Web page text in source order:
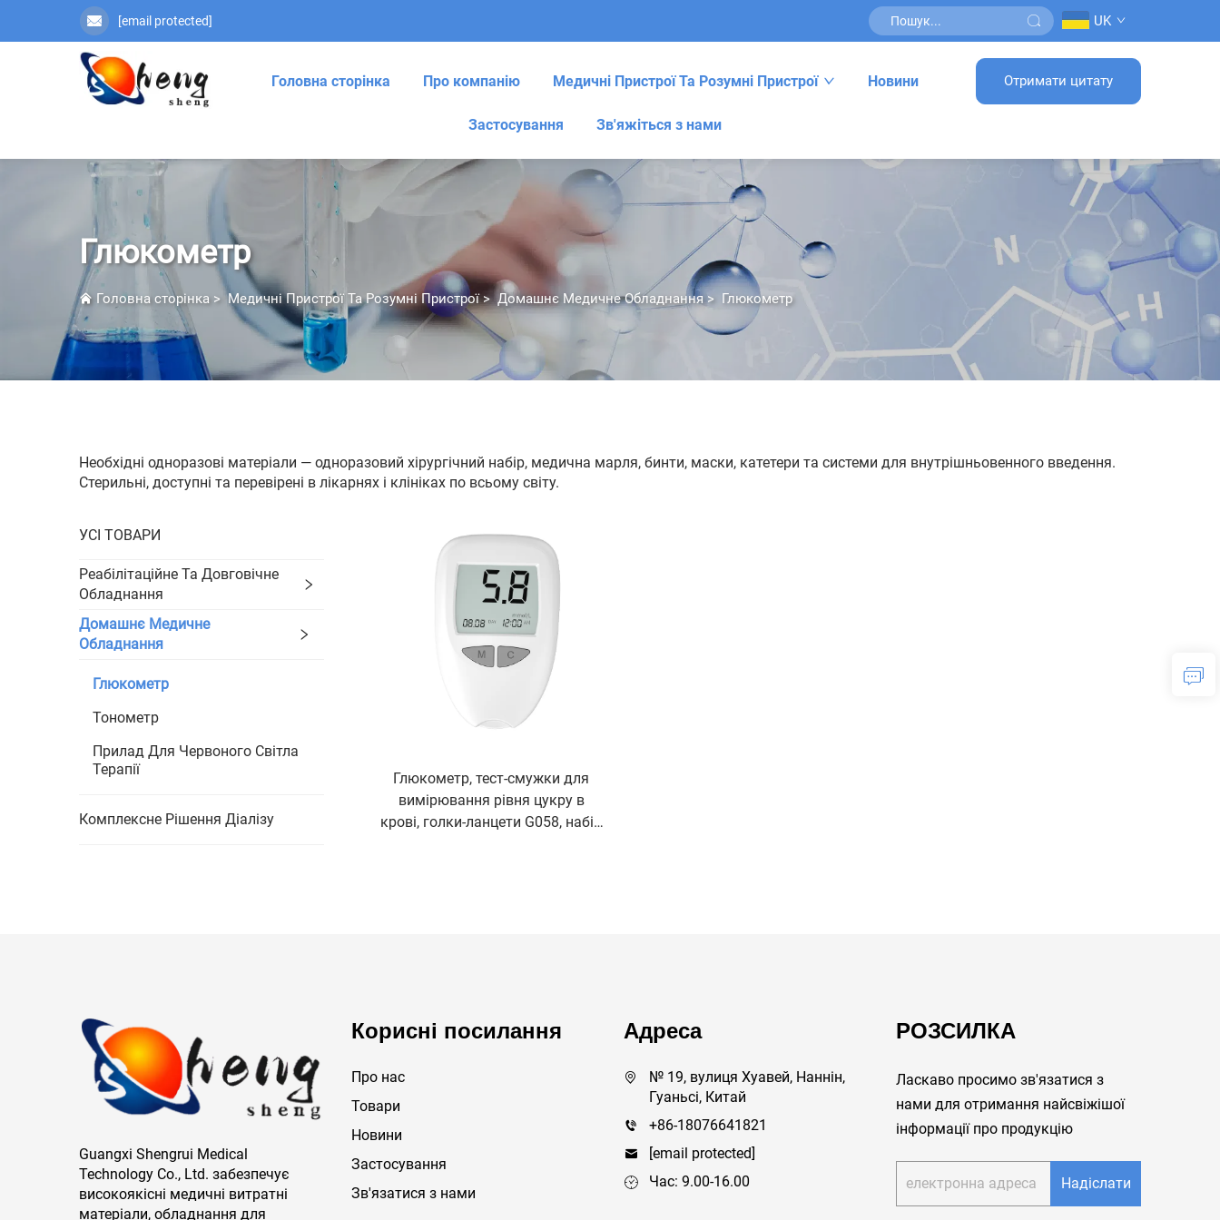
[email protected] UK
Головна сторінка Про компанію Медичні Пристрої Та Розумні Пристрої Новини
Застосування Зв'яжіться з нами
Отримати цитату
Глюкометр
Головна сторінка>Медичні Пристрої Та Розумні Пристрої> Домашнє Медичне Обладнання> Глюкометр
Необхідні одноразові матеріали — одноразовий хірургічний набір, медична марля, бинти, маски, катетери та системи для внутрішньовенного введення.
Стерильні, доступні та перевірені в лікарнях і клініках по всьому світу.
УСІ ТОВАРИ
Реабілітаційне Та Довговічне
Обладнання
Домашнє Медичне
Обладнання
Глюкометр
Тонометр
Прилад Для Червоного Світла
Терапії
Комплексне Рішення Діалізу
Глюкометр, тест-смужки для
вимірювання рівня цукру в
крові, голки-ланцети G058, набір
Guangxi Shengrui Medical
Technology Co., Ltd. забезпечує
високоякісні медичні витратні
матеріали, обладнання для
Корисні посилання
Про нас
Товари
Новини
Застосування
Зв'язатися з нами
Адреса
№ 19, вулиця Хуавей, Наннін,
Гуаньсі, Китай
+86-18076641821
[email protected]
Час: 9.00-16.00
РОЗСИЛКА
Ласкаво просимо зв'язатися з
нами для отримання найсвіжішої
інформації про продукцію
Надіслати